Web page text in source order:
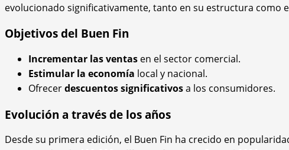
evolucionado significativamente, tanto en su estructura como
Objetivos del Buen Fin
Incrementar las ventas en el sector comercial.
Estimular la economía local y nacional.
Ofrecerdescuentos significativosa los consumidores.
Evolución a través de los años
Desde su primera edición, el Buen Fin ha crecido en